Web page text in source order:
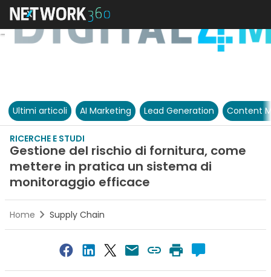
Ultimi articoli AI Marketing Lead Generation Content
RICERCHE E STUDI
Gestione del rischio di fornitura, come
mettere in pratica un sistema di
monitoraggio efficace
Home Supply Chain